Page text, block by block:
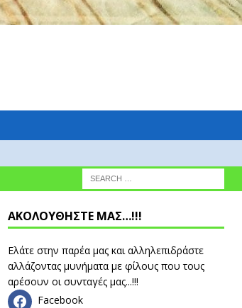
ΑΚΟΛΟΥΘΗΣΤΕ ΜΑΣ…!!!
Ελάτε στην παρέα μας και αλληλεπιδράστε
αλλάζοντας μυνήματα με φίλους που τους
αρέσουν οι συνταγές μας...!!!
Facebook